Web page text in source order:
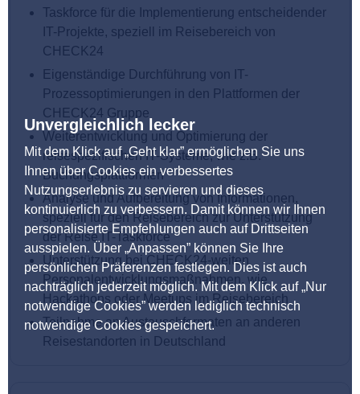
Unvergleichlich lecker
Mit dem Klick auf „Geht klar” ermöglichen Sie uns
Ihnen über Cookies ein verbessertes
Nutzungserlebnis zu servieren und dieses
kontinuierlich zu verbessern. Damit können wir Ihnen
personalisierte Empfehlungen auch auf Drittseiten
ausspielen. Über „Anpassen” können Sie Ihre
persönlichen Präferenzen festlegen. Dies ist auch
nachträglich jederzeit möglich. Mit dem Klick auf „Nur
notwendige Cookies” werden lediglich technisch
notwendige Cookies gespeichert.
Taskforce für die Implementierung entscheidender
IT-Projekte, speziell im Reisebereich von
CHECK24
Eigenständige Durchführung von IT-
Prozessoptimierungen in den Plattformen der
CHECK24 Gruppe
Weiterentwicklung und Optimierung der
reisespezifischen IT-Systeme, wie z.B.
Buchungsplattformen
Analyse und Aufbereitung von Informationen,
speziell für den Reisebereich zur Unterstützung
der Reise IT-Taskforce
Unterstützung bei CHECK24-weiten
Personalentwicklungsmaßnahmen, wie
Hackathons oder Meetups im Reisebereich
Teilnahme an Austauschformaten an anderen
Reisestandorten in Deutschland